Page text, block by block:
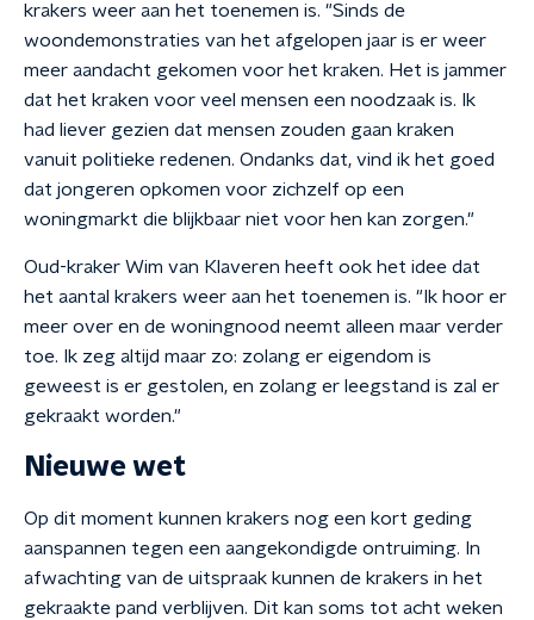
krakers weer aan het toenemen is. "Sinds de
woondemonstraties van het afgelopen jaar is er weer
meer aandacht gekomen voor het kraken. Het is jammer
dat het kraken voor veel mensen een noodzaak is. Ik
had liever gezien dat mensen zouden gaan kraken
vanuit politieke redenen. Ondanks dat, vind ik het goed
dat jongeren opkomen voor zichzelf op een
woningmarkt die blijkbaar niet voor hen kan zorgen."
Oud-kraker Wim van Klaveren heeft ook het idee dat
het aantal krakers weer aan het toenemen is. "Ik hoor er
meer over en de woningnood neemt alleen maar verder
toe. Ik zeg altijd maar zo: zolang er eigendom is
geweest is er gestolen, en zolang er leegstand is zal er
gekraakt worden."
Nieuwe wet
Op dit moment kunnen krakers nog een kort geding
aanspannen tegen een aangekondigde ontruiming. In
afwachting van de uitspraak kunnen de krakers in het
gekraakte pand verblijven. Dit kan soms tot acht weken